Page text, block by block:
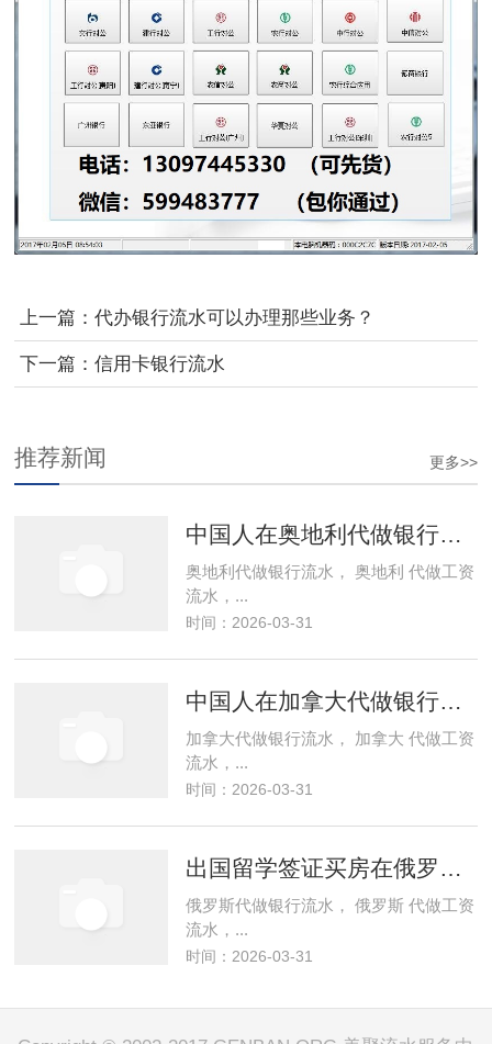
上一篇： 代办银行流水可以办理那些业务？
下一篇： 信用卡银行流水
更多>>
推荐新闻
中国人在奥地利代做银行流水留学签证存
奥地利代做银行流水， 奥地利 代做工资
流水，...
时间：2026-03-31
中国人在加拿大代做银行流水留学签证存
加拿大代做银行流水， 加拿大 代做工资
流水，...
时间：2026-03-31
出国留学签证买房在俄罗斯需要银行流水
俄罗斯代做银行流水， 俄罗斯 代做工资
流水，...
时间：2026-03-31